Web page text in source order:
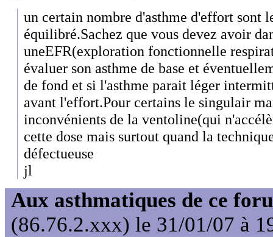
un certain nombre d'asthme d'effort sont
équilibré.Sachez que vous devez avoir
uneEFR(exploration fonctionnelle
évaluer son asthme de base et
de fond et si l'asthme parait léger
avant l'effort.Pour certains le singulair
inconvénients de la ventoline(qui
cette dose mais surtout quand la
défectueuse
jl
Aux asthmatiques de ce
(86.76.2.xxx) le 31/01/07 à